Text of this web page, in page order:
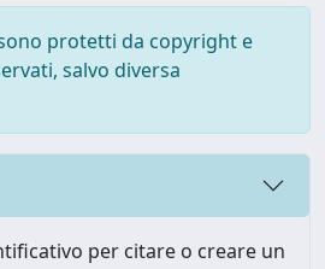
protetti da copyright e
salvo diversa
per citare o creare un